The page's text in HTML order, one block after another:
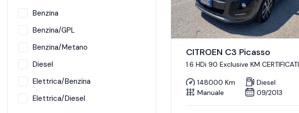
Benzina
Benzina/GPL
Benzina/Metano
Diesel
Elettrica/Benzina
Elettrica/Diesel
CITROEN C3 Picasso
1.6 HDi 90 Exclusive KM CERTIFICATI
148000 Km
Diesel
Manuale
09/2013